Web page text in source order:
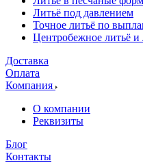
Литьё под давлением
Точное литьё по
Центробежное литьё и
Доставка
Оплата
Компания
О компании
Реквизиты
Блог
Контакты